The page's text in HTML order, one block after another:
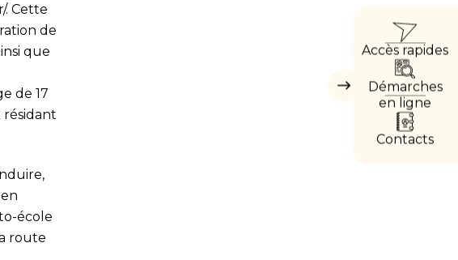
Masquer
Accès rapides
Démarches
en ligne
Contacts
. Cette
de
que
de 17
résidant
école
route